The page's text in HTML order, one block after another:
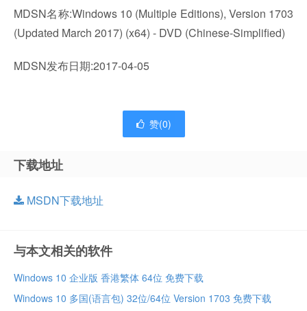
MDSN名称:Windows 10 (Multiple Editions), Version 1703
(Updated March 2017) (x64) - DVD (Chinese-Simplified)
MDSN发布日期:2017-04-05
赞(0)
下载地址
MSDN下载地址
与本文相关的软件
Windows 10 企业版 香港繁体 64位 免费下载
Windows 10 多国(语言包) 32位/64位 Version 1703 免费下载